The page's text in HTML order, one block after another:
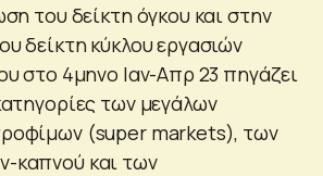
του δείκτη όγκου και στην
δείκτη κύκλου εργασιών
στο 4μηνο Ιαν-Απρ 23 πηγάζει
των μεγάλων
(super markets), των
καπνού και των